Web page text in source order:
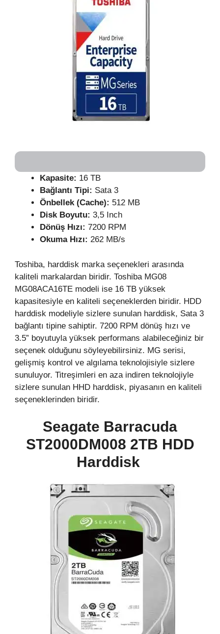
Kapasite: 16 TB
Bağlantı Tipi: Sata 3
Önbellek (Cache): 512 MB
Disk Boyutu: 3,5 Inch
Dönüş Hızı: 7200 RPM
Okuma Hızı: 262 MB/s
Toshiba, harddisk marka seçenekleri arasında
kaliteli markalardan biridir. Toshiba MG08
MG08ACA16TE modeli ise 16 TB yüksek
kapasitesiyle en kaliteli seçeneklerden biridir. HDD
harddisk modeliyle sizlere sunulan harddisk, Sata 3
bağlantı tipine sahiptir. 7200 RPM dönüş hızı ve
3.5” boyutuyla yüksek performans alabileceğiniz bir
seçenek olduğunu söyleyebilirsiniz. MG serisi,
gelişmiş kontrol ve algılama teknolojisiyle sizlere
sunuluyor. Titreşimleri en aza indiren teknolojiyle
sizlere sunulan HHD harddisk, piyasanın en kaliteli
seçeneklerinden biridir.
Seagate Barracuda
ST2000DM008 2TB HDD
Harddisk